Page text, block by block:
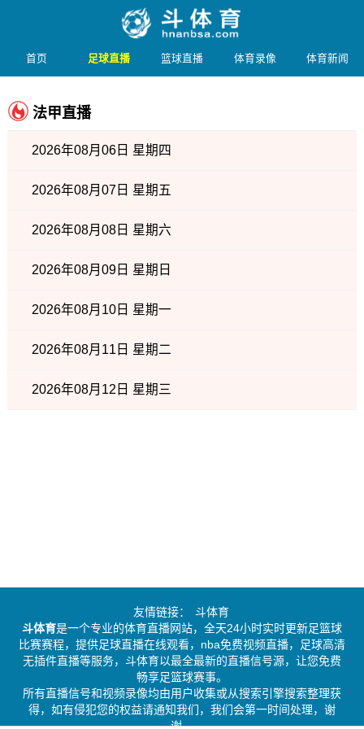
首页 足球直播 篮球直播 体育录像 体育新闻
法甲直播
2026年08月06日 星期四
2026年08月07日 星期五
2026年08月08日 星期六
2026年08月09日 星期日
2026年08月10日 星期一
2026年08月11日 星期二
2026年08月12日 星期三
友情链接：
斗体育
斗体育是一个专业的体育直播网站，全天24小时实时更新足篮球
比赛赛程，提供足球直播在线观看，nba免费视频直播，足球高清
无插件直播等服务，斗体育以最全最新的直播信号源，让您免费
畅享足篮球赛事。
所有直播信号和视频录像均由用户收集或从搜索引擎搜索整理获
得，如有侵犯您的权益请通知我们，我们会第一时间处理，谢
谢。